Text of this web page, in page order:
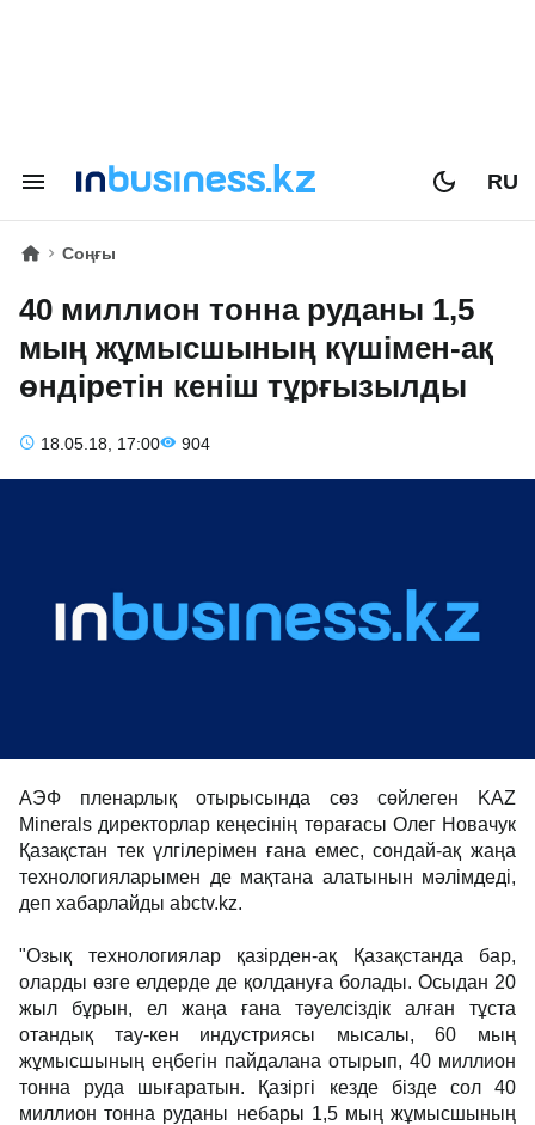
RU
Соңғы
40 миллион тонна руданы 1,5
мың жұмысшының күшімен-ақ
өндіретін кеніш тұрғызылды
18.05.18, 17:00 904
АЭФ пленарлық отырысында сөз сөйлеген KAZ
Minerals директорлар кеңесінің төрағасы Олег Новачук
Қазақстан тек үлгілерімен ғана емес, сондай-ақ жаңа
технологияларымен де мақтана алатынын мәлімдеді,
деп хабарлайды abctv.kz.
"Озық технологиялар қазірден-ақ Қазақстанда бар,
оларды өзге елдерде де қолдануға болады. Осыдан 20
жыл бұрын, ел жаңа ғана тәуелсіздік алған тұста
отандық тау-кен индустриясы мысалы, 60 мың
жұмысшының еңбегін пайдалана отырып, 40 миллион
тонна руда шығаратын. Қазіргі кезде бізде сол 40
миллион тонна руданы небары 1,5 мың жұмысшының